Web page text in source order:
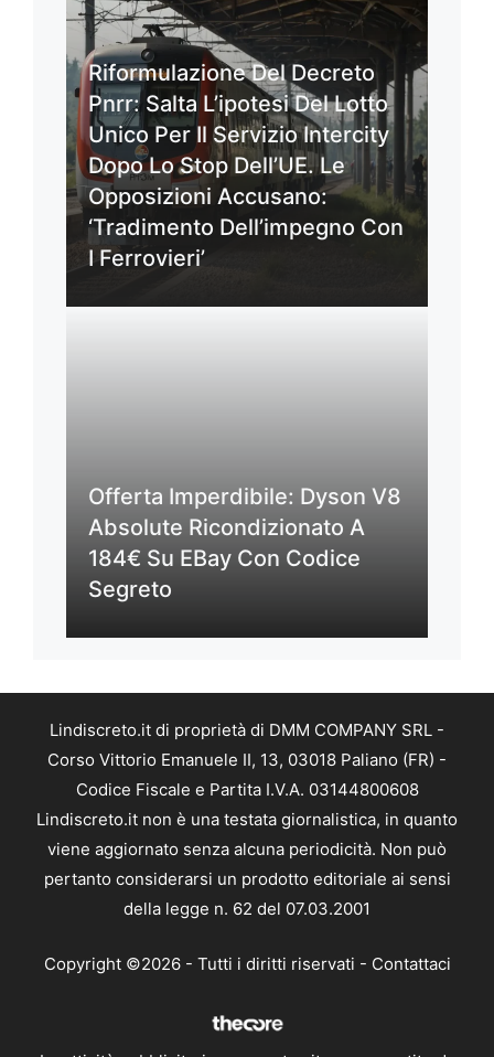
Riformulazione Del Decreto
Pnrr: Salta L’ipotesi Del Lotto
Unico Per Il Servizio Intercity
Dopo Lo Stop Dell’UE. Le
Opposizioni Accusano:
‘Tradimento Dell’impegno Con
I Ferrovieri’
Offerta Imperdibile: Dyson V8
Absolute Ricondizionato A
184€ Su EBay Con Codice
Segreto
Lindiscreto.it di proprietà di DMM COMPANY SRL -
Corso Vittorio Emanuele II, 13, 03018 Paliano (FR) -
Codice Fiscale e Partita I.V.A. 03144800608
Lindiscreto.it non è una testata giornalistica, in quanto
viene aggiornato senza alcuna periodicità. Non può
pertanto considerarsi un prodotto editoriale ai sensi
della legge n. 62 del 07.03.2001
Copyright ©2026 - Tutti i diritti riservati - Contattaci